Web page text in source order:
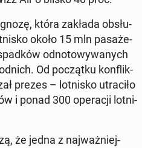
która zakłada ob­słu­
około 15 mln pa­sa­że­
od­no­to­wy­wa­nych
Od po­cząt­ku kon­flik­
prezes – lot­ni­sko utra­ci­ło
i ponad 300 ope­ra­cji lot­ni­
że jedna z naj­waż­niej­